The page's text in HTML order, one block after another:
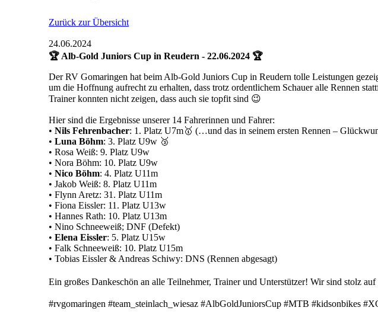
Zurück zur Übersicht
24.06.2024
🏆 Alb-Gold Juniors Cup in Reudern - 22.06.2024 🏆
Der RV Gomaringen hat beim Alb-Gold Juniors Cup in Reudern tolle Leistungen
um die Hoffnung aufrecht zu erhalten, dass trotz ordentlichem Schauer alle Rennen
Trainer konnten nicht zeigen, dass auch sie topfit sind 😉
Hier sind die Ergebnisse unserer 14 Fahrerinnen und Fahrer:
• Nils Fehrenbacher: 1. Platz U7m🥇 (…und das in seinem ersten Rennen –
• Luna Böhm: 3. Platz U9w 🥉
• Rosa Weiß: 9. Platz U9w
• Nora Böhm: 10. Platz U9w
• Nico Böhm: 4. Platz U11m
• Jakob Weiß: 8. Platz U11m
• Flynn Aretz: 31. Platz U11m
• Fiona Eissler: 11. Platz U13w
• Hannes Rath: 10. Platz U13m
• Nino Schneeweiß; DNF (Defekt)
• Elena Eissler: 5. Platz U15w
• Falk Schneeweiß: 10. Platz U15m
• Tobias Eissler & Andreas Schiwy: DNS (Rennen abgesagt)
Ein großes Dankeschön an alle Teilnehmer, Trainer und Unterstützer! Wir sind stolz
#rvgomaringen #team_steinlach_wiesaz #AlbGoldJuniorsCup #MTB #kidsonbikes